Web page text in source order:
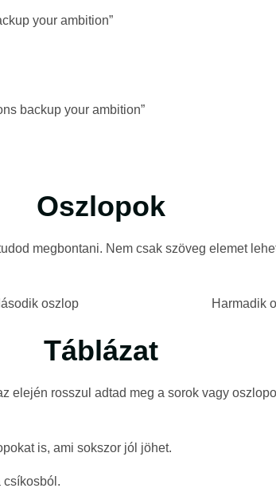
your ambition”
backup your ambition”
Oszlopok
megbontani. Nem csak szöveg elemet
oszlop Harmadik
Táblázat
elején rosszul adtad meg a sorok vagy
is, ami sokszor jól jöhet.
csíkosból.